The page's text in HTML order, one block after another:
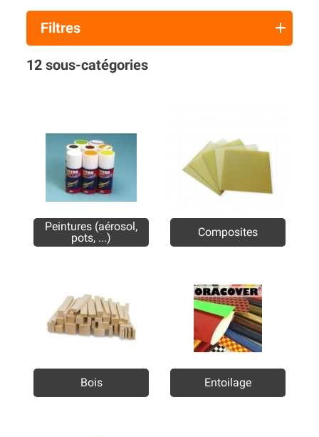
Filtres
12 sous-catégories
Peintures (aérosol,
pots, ...)
Composites
Bois Entoilage